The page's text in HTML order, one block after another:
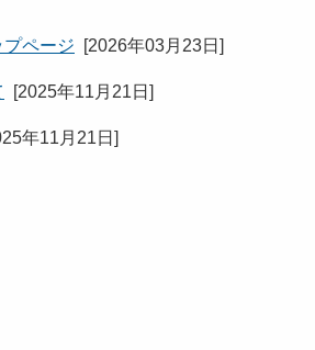
ページ [2026年03月23日 ]
[2025年11月21日 ]
年11月21日 ]